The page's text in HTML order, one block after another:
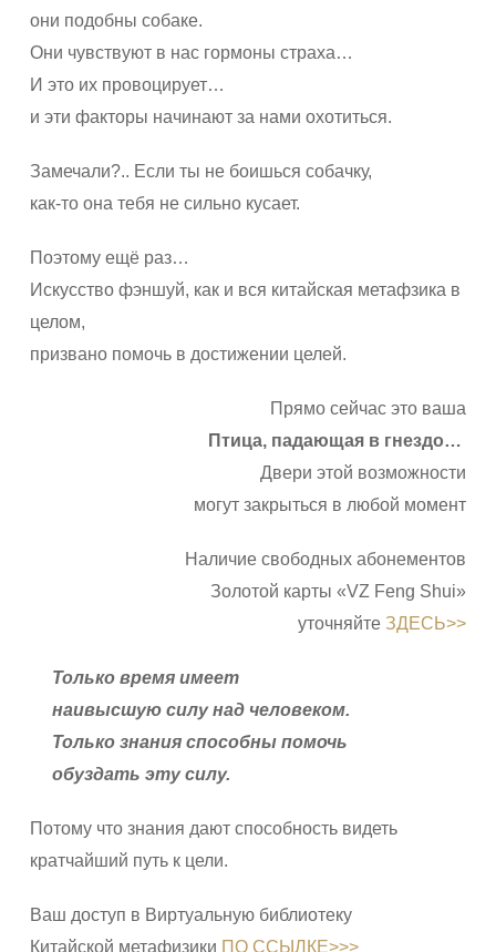
они подобны собаке.
Они чувствуют в нас гормоны страха…
И это их провоцирует…
и эти факторы начинают за нами охотиться.
Замечали?.. Если ты не боишься собачку,
как-то она тебя не сильно кусает.
Поэтому ещё раз…
Искусство фэншуй, как и вся китайская метафзика в
целом,
призвано помочь в достижении целей.
Прямо сейчас это ваша
Птица, падающая в гнездо…
Двери этой возможности
могут закрыться в любой момент
Наличие свободных абонементов
Золотой карты «VZ Feng Shui»
уточняйте ЗДЕСЬ>>
Только время имеет
наивысшую силу над человеком.
Только знания способны помочь
обуздать эту силу.
Потому что знания дают способность видеть
кратчайший путь к цели.
Ваш доступ в Виртуальную библиотеку
Китайской метафизики ПО ССЫЛКЕ>>>